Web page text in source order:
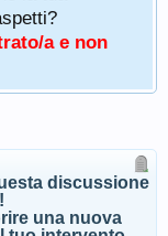
a e non
discussione
una nuova